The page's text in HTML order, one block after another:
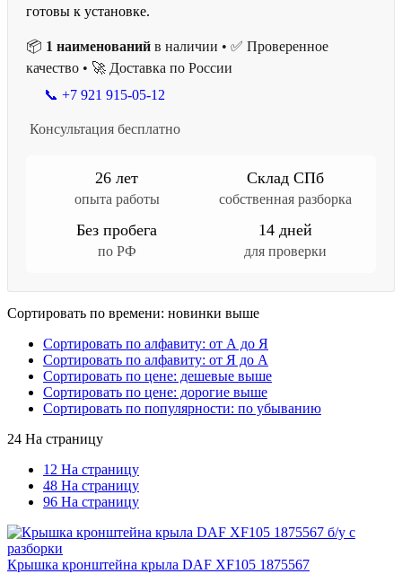
готовы к установке.
📦 1 наименований в наличии • ✅ Проверенное
качество • 🚀 Доставка по России
📞 +7 921 915-05-12
Консультация бесплатно
26 лет
опыта работы
Склад СПб
собственная разборка
Без пробега
по РФ
14 дней
для проверки
Сортировать по времени: новинки выше
Сортировать по алфавиту: от А до Я
Сортировать по алфавиту: от Я до А
Сортировать по цене: дешевые выше
Сортировать по цене: дорогие выше
Сортировать по популярности: по убыванию
24 На страницу
12 На страницу
48 На страницу
96 На страницу
Крышка кронштейна крыла DAF XF105 1875567